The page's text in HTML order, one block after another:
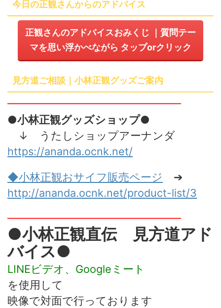
今日の正観さんからのアドバイス
正観さんのアドバイスおみくじ ｜質問テー
マを思い浮かべながら タップorクリック
見方道ご相談｜小林正観グッズご案内
━━━━━━━━━━━━━━━━
●小林正観グッズショップ●
↓ うたしショップアーナンダ
https://ananda.ocnk.net/
◆小林正観おサイフ販売ページ ➔
http://ananda.ocnk.net/product-list/3
━━━━━━━━━━━━━━━━
●小林正観直伝 見方道アド
バイス●
LINEビデオ、Googleミート
を使用して
映像で対面で行っております